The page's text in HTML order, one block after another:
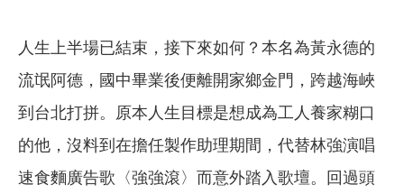
人生上半場已結束，接下來如何？本名為黃永德的
流氓阿德，國中畢業後便離開家鄉金門，跨越海峽
到台北打拼。原本人生目標是想成為工人養家糊口
的他，沒料到在擔任製作助理期間，代替林強演唱
速食麵廣告歌〈強強滾〉而意外踏入歌壇。回過頭